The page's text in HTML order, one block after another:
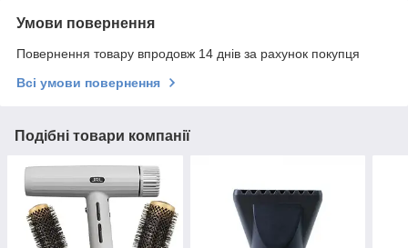
Умови повернення
Повернення товару впродовж 14 днів за рахунок покупця
Всі умови повернення
Подібні товари компанії